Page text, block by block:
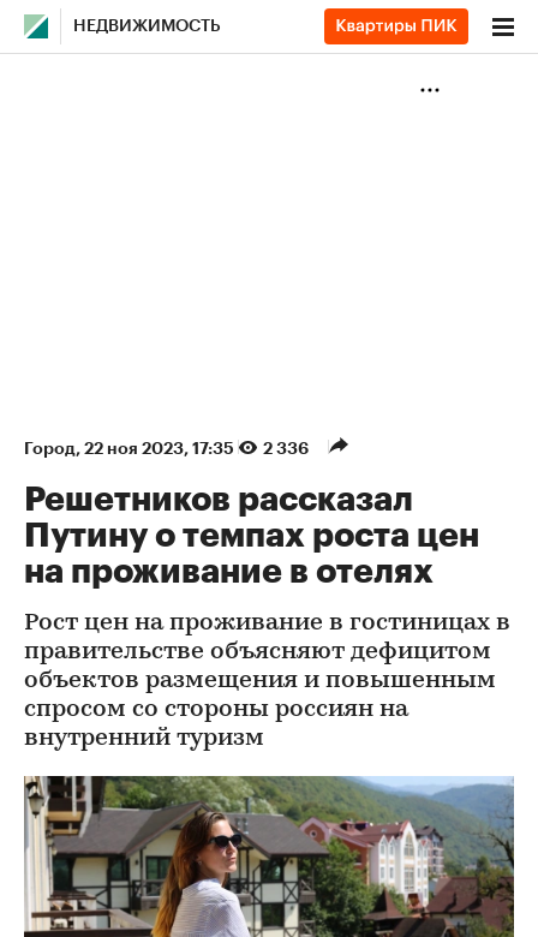
НЕДВИЖИМОСТЬ
Город⁠, 22 ноя 2023, 17:35 2 336
Решетников рассказал
Путину о темпах роста цен
на проживание в отелях
Рост цен на проживание в гостиницах в
правительстве объясняют дефицитом
объектов размещения и повышенным
спросом со стороны россиян на
внутренний туризм